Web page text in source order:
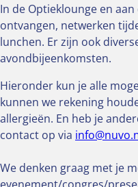
In de Optieklounge en
ontvangen, netwerken
lunchen. Er zijn ook
avondbijeenkomsten.
Hieronder kun je alle
kunnen we rekening
allergieën. En heb je
contact op via
We denken graag met je